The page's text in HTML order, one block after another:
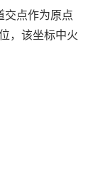
点作为原点
，该坐标中火